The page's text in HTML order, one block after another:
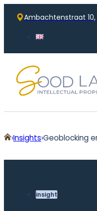
Ambachtenstraat
Home
Insights Geoblocking
insight